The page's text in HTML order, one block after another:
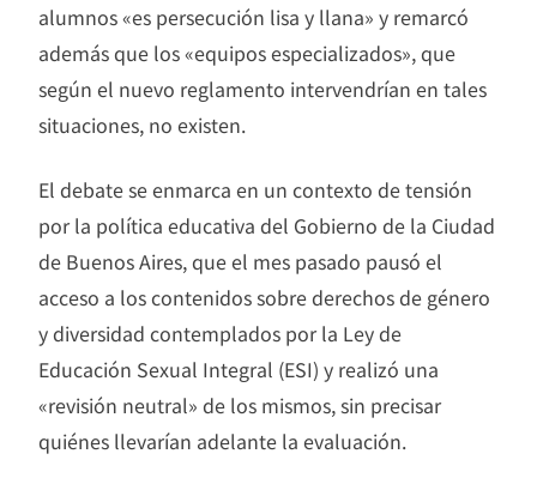
alumnos «es persecución lisa y llana» y remarcó
además que los «equipos especializados», que
según el nuevo reglamento intervendrían en tales
situaciones, no existen.
El debate se enmarca en un contexto de tensión
por la política educativa del Gobierno de la Ciudad
de Buenos Aires, que el mes pasado pausó el
acceso a los contenidos sobre derechos de género
y diversidad contemplados por la Ley de
Educación Sexual Integral (ESI) y realizó una
«revisión neutral» de los mismos, sin precisar
quiénes llevarían adelante la evaluación.